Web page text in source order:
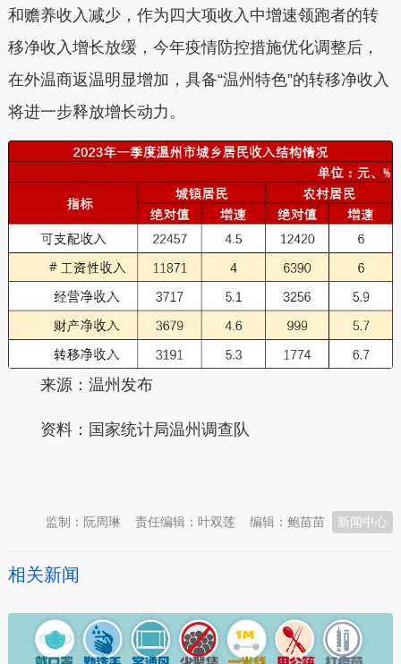
和赡养收入减少，作为四大项收入中增速领跑者的转
移净收入增长放缓，今年疫情防控措施优化调整后，
在外温商返温明显增加，具备“温州特色”的转移净收入
将进一步释放增长动力。
来源：温州发布
资料：国家统计局温州调查队
新闻中心
编辑：鲍苗苗
责任编辑：叶双莲
监制：阮周琳
相关新闻